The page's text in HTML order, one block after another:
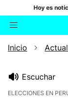
Hoy es
Buscador
Inicio
Escuchar
ELECCIONES EN